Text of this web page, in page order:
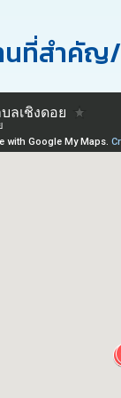
ที่สำคัญ/